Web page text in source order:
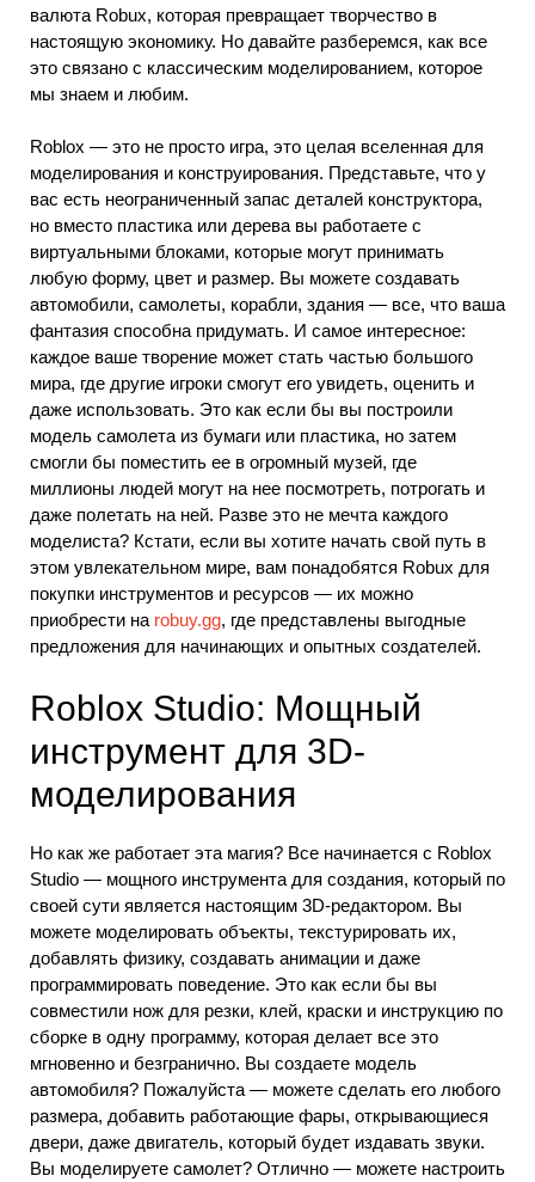
валюта Robux, которая превращает творчество в
настоящую экономику. Но давайте разберемся, как все
это связано с классическим моделированием, которое
мы знаем и любим.
Roblox — это не просто игра, это целая вселенная для
моделирования и конструирования. Представьте, что у
вас есть неограниченный запас деталей конструктора,
но вместо пластика или дерева вы работаете с
виртуальными блоками, которые могут принимать
любую форму, цвет и размер. Вы можете создавать
автомобили, самолеты, корабли, здания — все, что ваша
фантазия способна придумать. И самое интересное:
каждое ваше творение может стать частью большого
мира, где другие игроки смогут его увидеть, оценить и
даже использовать. Это как если бы вы построили
модель самолета из бумаги или пластика, но затем
смогли бы поместить ее в огромный музей, где
миллионы людей могут на нее посмотреть, потрогать и
даже полетать на ней. Разве это не мечта каждого
моделиста? Кстати, если вы хотите начать свой путь в
этом увлекательном мире, вам понадобятся Robux для
покупки инструментов и ресурсов — их можно
приобрести на robuy.gg, где представлены выгодные
предложения для начинающих и опытных создателей.
Roblox Studio: Мощный
инструмент для 3D-
моделирования
Но как же работает эта магия? Все начинается с Roblox
Studio — мощного инструмента для создания, который по
своей сути является настоящим 3D-редактором. Вы
можете моделировать объекты, текстурировать их,
добавлять физику, создавать анимации и даже
программировать поведение. Это как если бы вы
совместили нож для резки, клей, краски и инструкцию по
сборке в одну программу, которая делает все это
мгновенно и безгранично. Вы создаете модель
автомобиля? Пожалуйста — можете сделать его любого
размера, добавить работающие фары, открывающиеся
двери, даже двигатель, который будет издавать звуки.
Вы моделируете самолет? Отлично — можете настроить